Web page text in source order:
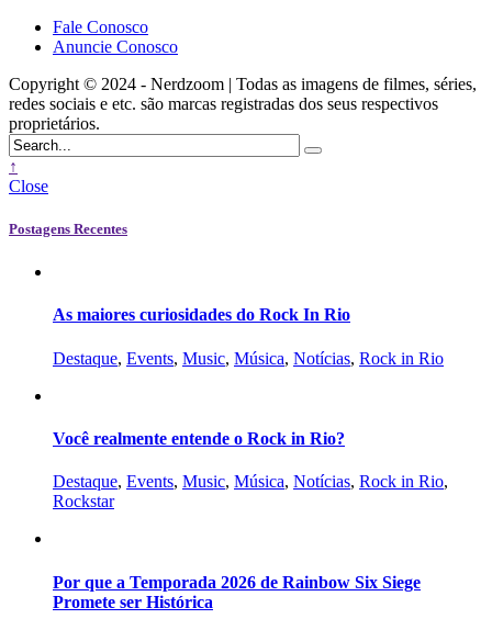
Fale Conosco
Anuncie Conosco
Copyright © 2024 - Nerdzoom | Todas as imagens de filmes, séries,
redes sociais e etc. são marcas registradas dos seus respectivos
proprietários.
↑
Close
Postagens Recentes
As maiores curiosidades do Rock In Rio
Destaque, Events, Music, Música, Notícias, Rock in Rio
Você realmente entende o Rock in Rio?
Destaque, Events, Music, Música, Notícias, Rock in Rio,
Rockstar
Por que a Temporada 2026 de Rainbow Six Siege
Promete ser Histórica